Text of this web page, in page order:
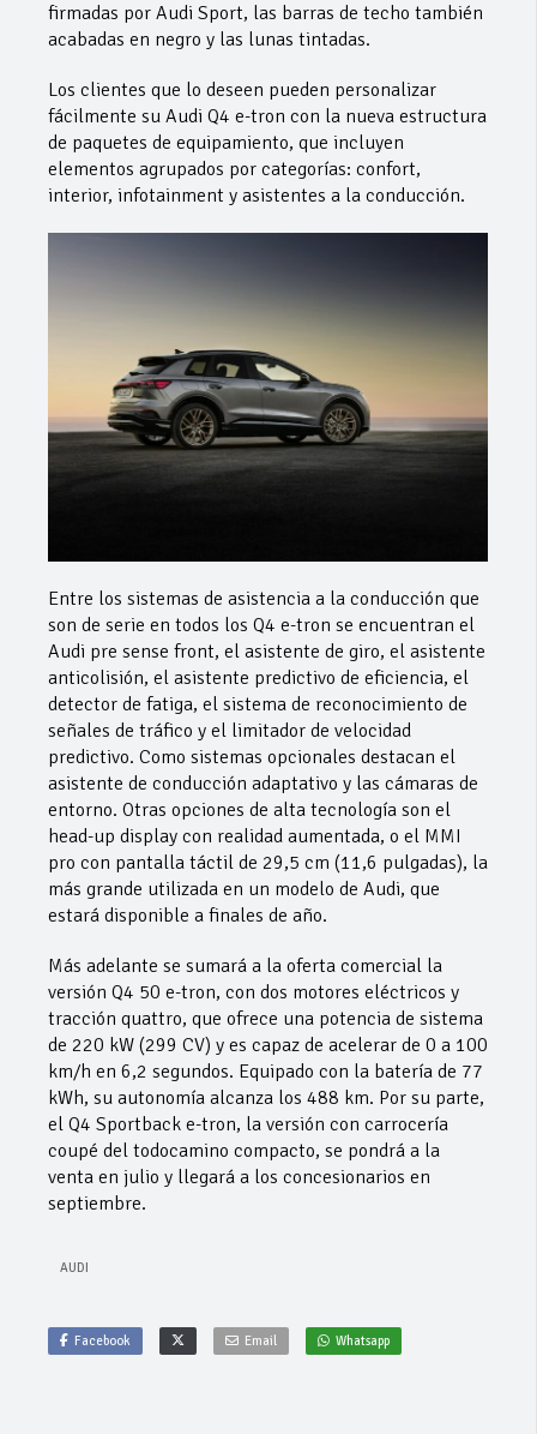
firmadas por Audi Sport, las barras de techo también
acabadas en negro y las lunas tintadas.
Los clientes que lo deseen pueden personalizar
fácilmente su Audi Q4 e-tron con la nueva estructura
de paquetes de equipamiento, que incluyen
elementos agrupados por categorías: confort,
interior, infotainment y asistentes a la conducción.
Entre los sistemas de asistencia a la conducción que
son de serie en todos los Q4 e-tron se encuentran el
Audi pre sense front, el asistente de giro, el asistente
anticolisión, el asistente predictivo de eficiencia, el
detector de fatiga, el sistema de reconocimiento de
señales de tráfico y el limitador de velocidad
predictivo. Como sistemas opcionales destacan el
asistente de conducción adaptativo y las cámaras de
entorno. Otras opciones de alta tecnología son el
head-up display con realidad aumentada, o el MMI
pro con pantalla táctil de 29,5 cm (11,6 pulgadas), la
más grande utilizada en un modelo de Audi, que
estará disponible a finales de año.
Más adelante se sumará a la oferta comercial la
versión Q4 50 e-tron, con dos motores eléctricos y
tracción quattro, que ofrece una potencia de sistema
de 220 kW (299 CV) y es capaz de acelerar de 0 a 100
km/h en 6,2 segundos. Equipado con la batería de 77
kWh, su autonomía alcanza los 488 km. Por su parte,
el Q4 Sportback e-tron, la versión con carrocería
coupé del todocamino compacto, se pondrá a la
venta en julio y llegará a los concesionarios en
septiembre.
AUDI
Facebook Email Whatsapp